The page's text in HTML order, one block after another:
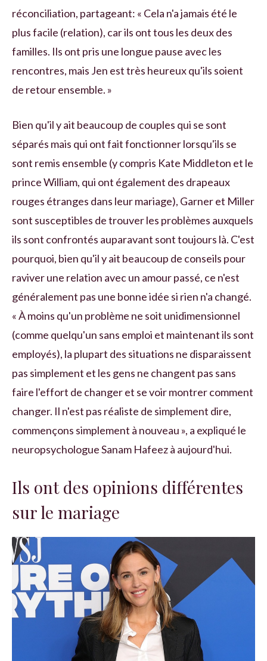
réconciliation, partageant: « Cela n'a jamais été le
plus facile (relation), car ils ont tous les deux des
familles. Ils ont pris une longue pause avec les
rencontres, mais Jen est très heureux qu'ils soient
de retour ensemble. »
Bien qu'il y ait beaucoup de couples qui se sont
séparés mais qui ont fait fonctionner lorsqu'ils se
sont remis ensemble (y compris Kate Middleton et le
prince William, qui ont également des drapeaux
rouges étranges dans leur mariage), Garner et Miller
sont susceptibles de trouver les problèmes auxquels
ils sont confrontés auparavant sont toujours là. C'est
pourquoi, bien qu'il y ait beaucoup de conseils pour
raviver une relation avec un amour passé, ce n'est
généralement pas une bonne idée si rien n'a changé.
« À moins qu'un problème ne soit unidimensionnel
(comme quelqu'un sans emploi et maintenant ils sont
employés), la plupart des situations ne disparaissent
pas simplement et les gens ne changent pas sans
faire l'effort de changer et se voir montrer comment
changer. Il n'est pas réaliste de simplement dire,
commençons simplement à nouveau », a expliqué le
neuropsychologue Sanam Hafeez à aujourd'hui.
Ils ont des opinions différentes
sur le mariage